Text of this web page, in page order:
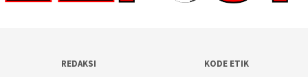
REDAKSI KODE ETIK